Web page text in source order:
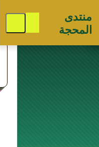
منتدى
المحجة